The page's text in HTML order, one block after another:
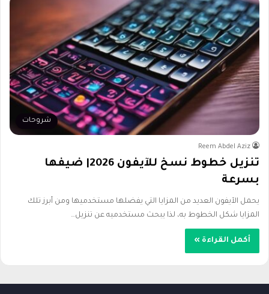
شروحات
Reem Abdel Aziz
تنزيل خطوط نسخ للآيفون 2026| ضيفها
بسرعة
يحمل الآيفون العديد من المزايا التي يفضلها مستخدميها ومن أبرز تلك
المزايا شكل الخطوط به، لذا يبحث مستخدميه عن تنزيل…
أكمل القراءة »